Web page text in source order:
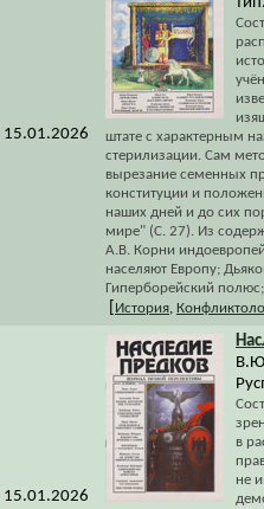
15.01.2026
штате с характерным
стерилизации. Сам
вырезание семенных
конституции и
наших дней и до сих
мире" (С. 27). Из
А.В. Корни
населяют Европу;
Гиперборейский
История,
15.01.2026
в
не